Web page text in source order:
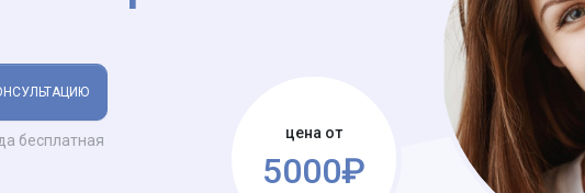
бесплатная цена от
5000₽